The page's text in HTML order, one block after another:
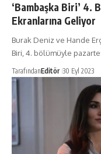
‘Bambaşka Biri’ 4.
Ekranlarına Geliyor
Burak Deniz ve Hande
Biri, 4. bölümüyle
TarafındanEditör 30 Eyl 2023